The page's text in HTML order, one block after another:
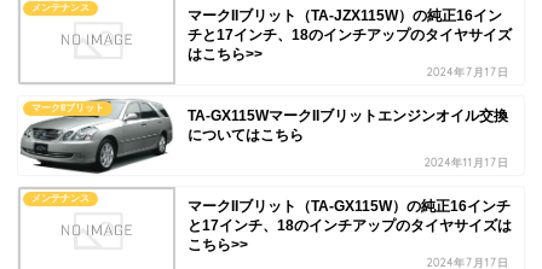
メンテナンス
マークIIブリット（TA-JZX115W）の純正16イン
チと17インチ、18のインチアップのタイヤサイズ
はこちら>>
2024年7月17日
マークIIブリット
TA-GX115WマークIIブリットエンジンオイル交換
についてはこちら
2024年11月17日
メンテナンス
マークIIブリット（TA-GX115W）の純正16インチ
と17インチ、18のインチアップのタイヤサイズは
こちら>>
2024年7月17日